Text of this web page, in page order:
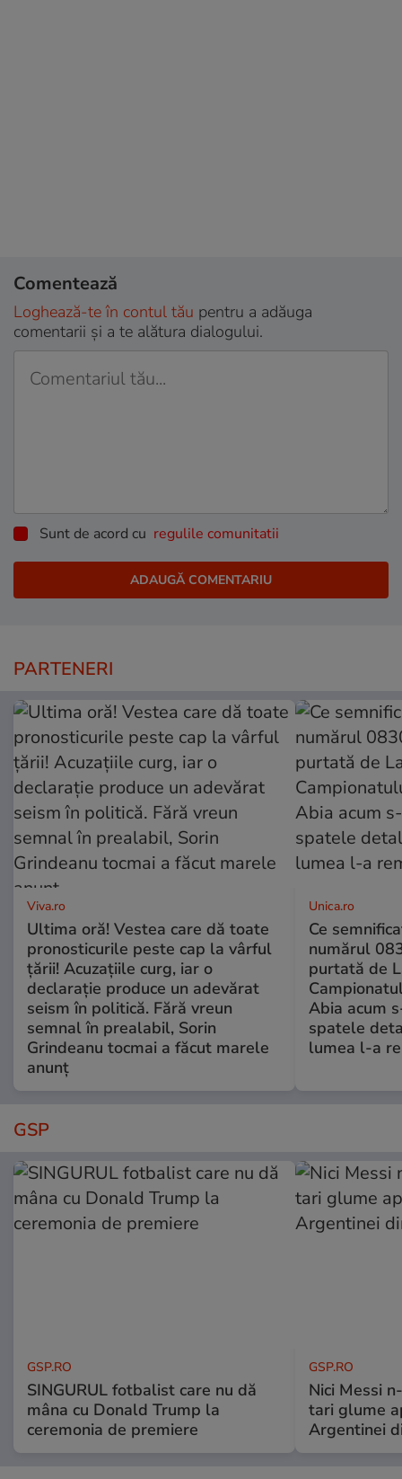
Comentează
Loghează-te în contul tău pentru a adăuga
comentarii și a te alătura dialogului.
Sunt de acord cu regulile comunitatii
PARTENERI
Viva.ro
Ultima oră! Vestea care dă toate
pronosticurile peste cap la vârful
țării! Acuzațiile curg, iar o
declarație produce un adevărat
seism în politică. Fără vreun
semnal în prealabil, Sorin
Grindeanu tocmai a făcut marele
anunț
Unica.ro
Ce
numărul
purtată de
Abia acum
spatele
lumea l-a
GSP
GSP.RO
SINGURUL fotbalist care nu dă
mâna cu Donald Trump la
ceremonia de premiere
GSP.RO
Nici Messi
tari glume
Argentinei